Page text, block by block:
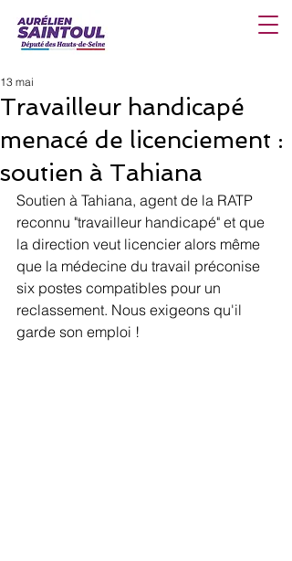
Travailleur handicapé
menacé de licenciement :
soutien à Tahiana
13 mai
Soutien à Tahiana, agent de la RATP
reconnu "travailleur handicapé" et que
la direction veut licencier alors même
que la médecine du travail préconise
six postes compatibles pour un
reclassement. Nous exigeons qu'il
garde son emploi !